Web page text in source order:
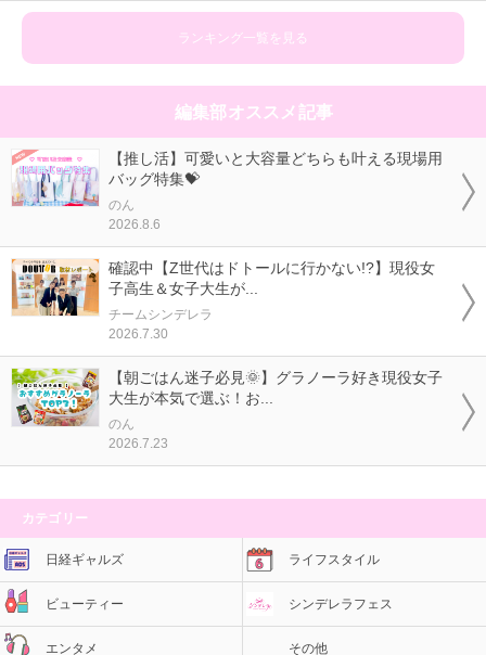
ランキング一覧を見る
編集部オススメ記事
【推し活】可愛いと大容量どちらも叶える現場用
バッグ特集💝
のん
2026.8.6
確認中【Z世代はドトールに行かない!?】現役女
子高生＆女子大生が...
チームシンデレラ
2026.7.30
【朝ごはん迷子必見🌞】グラノーラ好き現役女子
大生が本気で選ぶ！お...
のん
2026.7.23
カテゴリー
日経ギャルズ ライフスタイル
ビューティー シンデレラフェス
エンタメ その他